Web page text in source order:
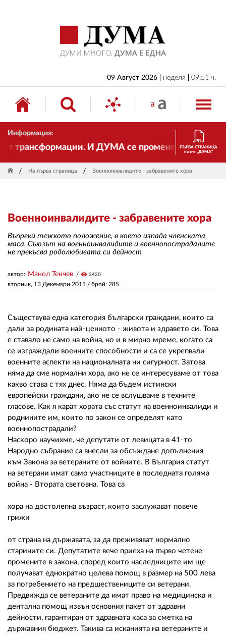
09 Август 2026 неделя 09:51 ч.
Информация:
И ДУМА се променя и ставаПЪРВА СТРАНИЦА
на в-к „ДУМА“
На първа страница Военноинвалидите - забравените хора
Военноинвалидите - забравените хора
Въпреки тежкото положение, в което изпада членската
маса, Съюзът на военноинвалидите и военнопострадалите
не прекъсва родолюбивата си дейност
вторник, 13 Декември 2011 / брой: 285
автор: Манол Тенчев visibility 3420
Съществува една категория български граждани, които са
дали за родината най-ценното - живота и здравето си. Това
е ставало не само на война, но и в мирно мреме, когато са
се изграждали военните способности и са се укрепвали
военните аспекти на националната ни сигурност. Затова
няма да сме нормални хора, ако не се интересуваме от това
какво става с тях днес. Няма да бъдем истински
европейски граждани, ако не се вслушваме в техните
гласове. Как я карат хората със статут на военноинвалиди и
роднините им, които по закон се определят като
военнопострадали?
Наскоро научихме, че депутати от левицата в 41-то
Народно събрание са внесли за обсъждане допълнения
към Закона за ветераните от войните. В България статут
на ветерани имат само участниците в последната голяма
война - Втората световна. Това са
хора на достолепна възраст, които заслужават повече
грижи
от страна на държавата, за да преживяват нормално
старините си. Депутатите вече приеха на първо четене
промените в закона, според които наследниците им ще
получават еднократно целева помощ в размер на 500 лева
за погребението на предшествениците си ветерани.
Предвижда се ветераните да имат право на медицинска и
дентална помощ извън основния пакет от здравни
дейности, гарантиран от здравната каса за сметка на
държавния бюджет. Такива са исканията на ветераните и
БЪЛГАРИЯ
ИКОНОМИКА
ИЗБОРИ
СВЯТ
ДРУГИ
ЗА НАС
АВТОРИ
КОНТАКТИ
РЕКЛАМА
АБОНАМЕНТ
УСЛОВИЯ ЗА ПОЛЗВАНЕ
ПОЛИТИКА ЗА БИСКВИТКИТЕ
ПОВЕРИТЕЛНОСТ
02 975 20 35